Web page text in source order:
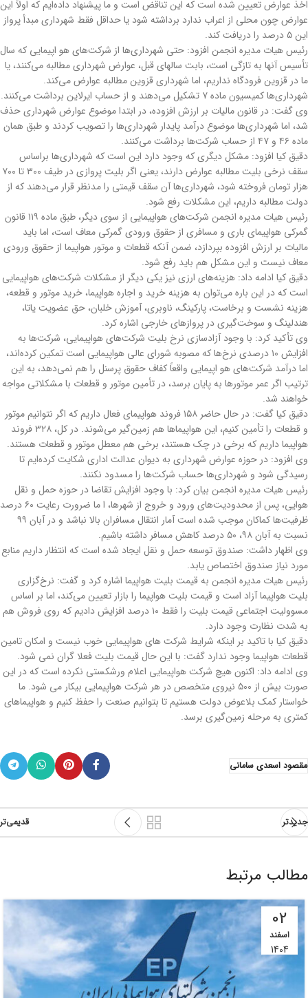
اخذ عوارض تعیین شده است که این تناقض است و ما پیشنهاد داده‌ایم که اولاً این
عوارض چون محلی از اعراب ندارد برداشته شود یا حداقل فقط شهرداری مبدأ پرواز
این ۵ درصد را دریافت کند.
رئیس هیات مدیره انجمن افزود: حتی شهرداری‌ها از شرکت‌های هو اپیمایی که سال
تأسیس آنها به تازگی است، بابت سالهای قبل، عوارض شهرداری مطالبه می‌کنند، یا
ما در قزوین فرودگاه نداریم، اما شهرداری قزوین مطالبه عوارض می‌کند.
شهرداری‌ها کمیسیون ماده ۷ تشکیل می‌دهند و از حساب ایرلاین برداشت می‌کنند.
وی گفت: در قانون مالیات بر ارزش افزوده، در ابتدا موضوع عوارض شهرداری حذف
شد، اما شهرداری‌ها موضوع درآمد پایدار شهرداری‌ها را تصویب کردند و طبق همان
ماده ۴۶ و ۴۷ از حساب شرکت‌ها برداشت می‌کنند.
دقیق کیا افزود: مشکل دیگری که وجود دارد این است که شهرداری‌ها براساس
سقف نرخی بلیت مطالبه عوارض دارند، یعنی اگر بلیت پروازی در طیف ۳۰۰ تا ۷۰۰
هزار تومان فروخته شود، شهرداری‌ها آن سقف قیمتی را مدنظر قرار می‌دهند که از
دولت مطالبه داریم، این مشکلات رفع شود.
رئیس هیات مدیره انجمن شرکت‌های هواپیمایی از سوی دیگر، طبق ماده ۱۱۹ قانون
گمرکی هواپیمای باری و مسافری از حقوق ورودی گمرکی معاف است، اما باید
مالیات بر ارزش افزوده بپردازد، ضمن آنکه قطعات و موتور هواپیما از حقوق ورودی
معاف نیست و این مشکل هم باید رفع شود.
دقیق کیا ادامه داد: هزینه‌های ارزی نیز یکی دیگر از مشکلات شرکت‌های هواپیمایی
است که در این باره می‌توان به هزینه خرید و اجاره هواپیما، خرید موتور و قطعه،
هزینه نشست و برخاست، پارکینگ، ناوبری، آموزش خلبان، حق عضویت یاتا،
هندلینگ و سوخت‌گیری در پروازهای خارجی اشاره کرد.
وی تأکید کرد: با وجود آزادسازی نرخ بلیت شرکت‌های هواپیمایی، شرکت‌ها به
افزایش ۱۰ درصدی نرخ‌ها که مصوبه شورای عالی هواپیمایی است تمکین کرده‌اند،
اما درآمد شرکت‌های هو اپیمایی واقعاً کفاف حقوق پرسنل را هم نمی‌دهد، به این
ترتیب اگر عمر موتورها به پایان برسد، در تأمین موتور و قطعات با مشکلاتی مواجه
خواهند شد.
دقیق کیا گفت: در حال حاضر ۱۵۸ فروند هواپیمای فعال داریم که اگر نتوانیم موتور
و قطعات را تأمین کنیم، این هواپیماها هم زمین‌گیر می‌شوند. در کل، ۳۲۸ فروند
هواپیما داریم که برخی در چک هستند، برخی هم معطل موتور و قطعات هستند.
وی افزود:‌ در حوزه عوارض شهرداری به دیوان عدالت اداری شکایت کرده‌ایم تا
رسیدگی شود و شهرداری‌ها حساب شرکت‌ها را مسدود نکنند.
رئیس هیات مدیره انجمن بیان کرد: با وجود افزایش تقاضا در حوزه حمل و نقل
هوایی، پس از محدودیت‌های ورود و خروج از شهرها، ا ما ضرورت رعایت ۶۰ درصد
ظرفیت‌ها کماکان موجب شده است آمار انتقال مسافران بالا نباشد و در آبان ۹۹
نسبت به آبان ۹۸، ۵۰ درصد کاهش مسافر داشته باشیم.
وی اظهار داشت: صندوق توسعه حمل و نقل ایجاد شده است که انتظار داریم منابع
مورد نیاز صندوق اختصاص یابد.
رئیس هیات مدیره انجمن به قیمت بلیت هواپیما اشاره کرد و گفت: نرخ‌گزاری
بلیت هواپیما آزاد است و قیمت بلیت هواپیما را بازار تعیین می‌کند، اما بر اساس
مسوولیت اجتماعی قیمت بلیت را فقط ١٠ درصد افزایش دادیم که روی فروش هم
به شدت نظارت وجود دارد.
دقیق کیا با تاکید بر اینکه شرایط شرکت های هواپیمایی خوب نیست و امکان تامین
قطعات هواپیما وجود ندارد گفت: با این حال قیمت بلیت فعلا گران نمی شود.
وی ادامه داد: اکنون هیچ شرکت هواپیمایی اعلام ورشکستی نکرده است که در این
صورت بیش از ٥٠٠ نیروی متخصص در هر شرکت هواپیمایی بیکار می شود. ما
خواستار کمک بلاعوض دولت هستیم تا بتوانیم صنعت را حفظ کنیم و هواپیماهای
کمتری به مرحله زمین‌گیری برسد.
مقصود اسعدی سامانی
جدیدتر قدیمی‌تر
مطالب مرتبط
02
اسفند
1404